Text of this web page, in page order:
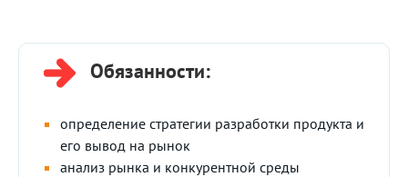
УсловияОбязанности:
определение стратегии разработки продукта и
его вывод на рынок
анализ рынка и конкурентной среды